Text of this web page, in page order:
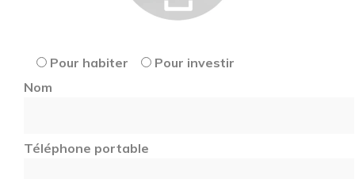
Pour habiter
Pour investir
Nom
Téléphone portable